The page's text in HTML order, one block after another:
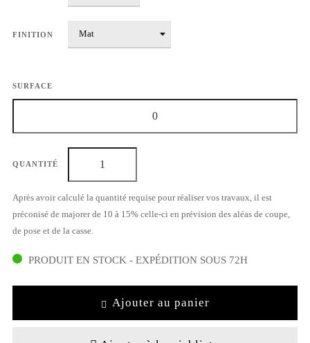
FINITION
SURFACE
QUANTITÉ
Après avoir calculé la quantité requise pour réaliser vos travaux, il est
préconisé de majorer de 10 à 15% celle-ci en prévision des aléas de coupe,
de pose et de la casse.
PRODUIT EN STOCK - EXPÉDITION SOUS 72H
Ajouter au panier